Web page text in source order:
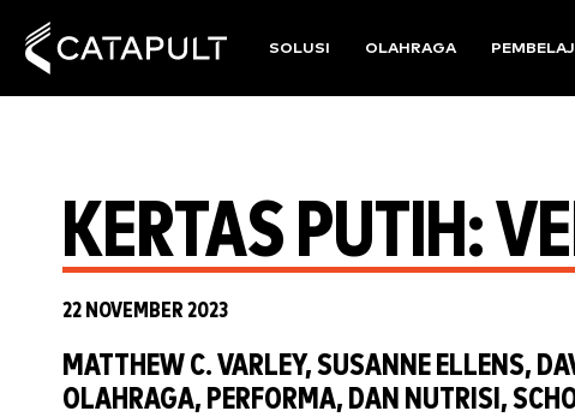
SOLUSI OLAHRAGA
KERTAS PUTIH:
22 NOVEMBER 2023
MATTHEW C. VARLEY, SUSANNE ELLENS,
OLAHRAGA, PERFORMA, DAN NUTRISI,